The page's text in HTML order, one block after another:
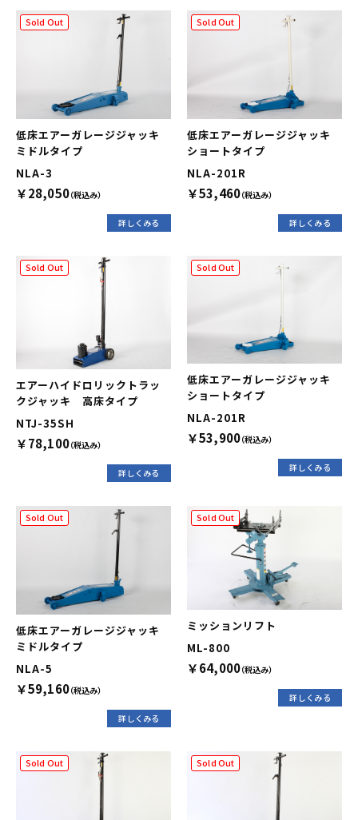
Sold Out
低床エアーガレージジャッキ
ミドルタイプ
NLA-3
￥28,050（税込み）
詳しくみる
Sold Out
低床エアーガレージジャッキ
ショートタイプ
NLA-201R
￥53,460（税込み）
詳しくみる
Sold Out
エアーハイドロリックトラッ
クジャッキ 高床タイプ
NTJ-35SＨ
￥78,100（税込み）
詳しくみる
Sold Out
低床エアーガレージジャッキ
ショートタイプ
NLA-201R
￥53,900（税込み）
詳しくみる
Sold Out
低床エアーガレージジャッキ
ミドルタイプ
NLA-5
￥59,160（税込み）
詳しくみる
Sold Out
ミッションリフト
ML-800
￥64,000（税込み）
詳しくみる
Sold Out Sold Out